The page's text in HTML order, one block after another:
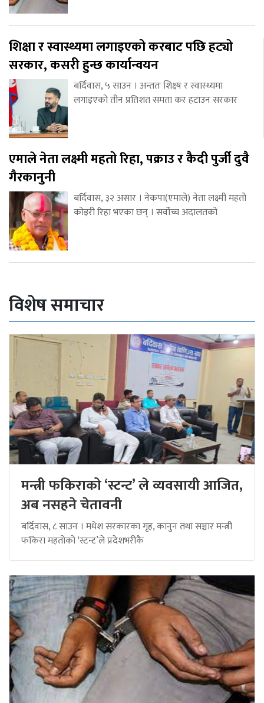
शिक्षा र स्वास्थ्यमा लगाइएको करबाट पछि हट्यो
सरकार, कसरी हुन्छ कार्यान्वयन
बर्दिवास, ५ साउन । अन्ततः शिक्ष्ष र स्वास्थ्यमा
लगाइएको तीन प्रतिशत समता कर हटाउन सरकार
एमाले नेता लक्ष्मी महतो रिहा, पक्राउ र कैदी पुर्जी दुवै
गैरकानुनी
बर्दिवास, ३२ असार । नेकपा(एमाले) नेता लक्ष्मी महतो
कोइरी रिहा भएका छन् । सर्वोच्च अदालतको
विशेष समाचार
मन्त्री फकिराको ‘स्टन्ट’ ले व्यवसायी आजित,
अब नसहने चेतावनी
बर्दिवास, ८ साउन । मधेश सरकारका गृह, कानुन तथा सञ्चार मन्त्री
फकिरा महतोको ‘स्टन्ट’ले प्रदेशभरीकै